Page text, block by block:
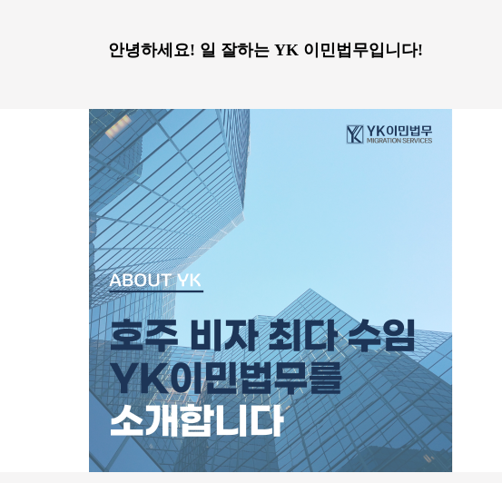
안녕하세요! 일 잘하는 YK 이민법무입니다!